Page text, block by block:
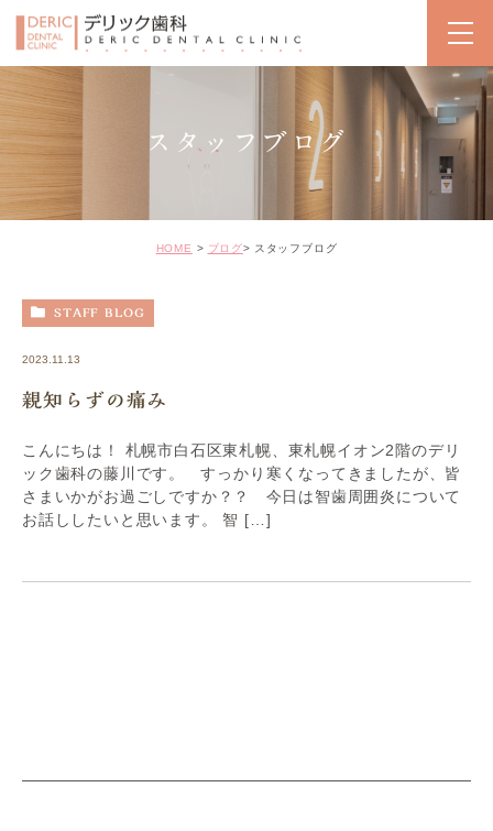
スタッフブログ
HOME ブログ スタッフブログ
STAFF BLOG
2023.11.13
親知らずの痛み
こんにちは！ 札幌市白石区東札幌、東札幌イオン2階のデリ
ック歯科の藤川です。 すっかり寒くなってきましたが、皆
さまいかがお過ごしですか？？ 今日は智歯周囲炎について
お話ししたいと思います。 智 […]